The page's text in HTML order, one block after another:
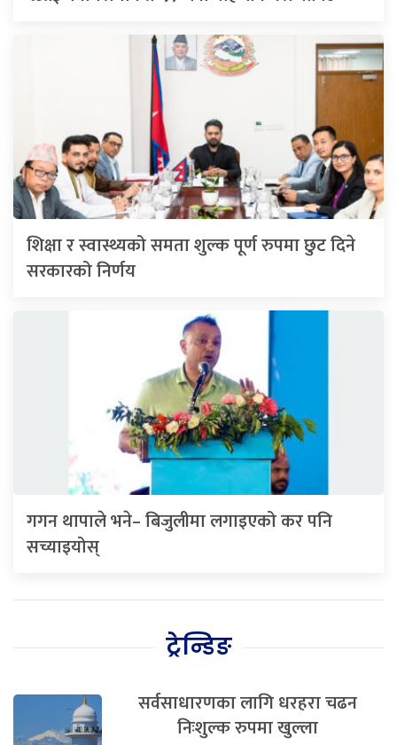
शिक्षा र स्वास्थ्यको समता शुल्क पूर्ण रुपमा छुट दिने
सरकारको निर्णय
गगन थापाले भने– बिजुलीमा लगाइएको कर पनि
सच्याइयोस्
ट्रेन्डिङ
सर्वसाधारणका लागि धरहरा चढन
निःशुल्क रुपमा खुल्ला